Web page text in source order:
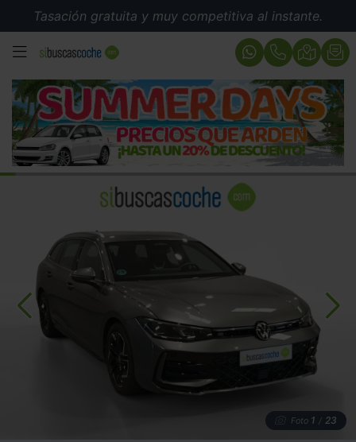
Tasación gratuita y muy competitiva al instante.
MENÚ
Foto 1 / 23